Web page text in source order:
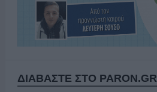
ΔΙΑΒΑΣΤΕ ΣΤΟ PARON.GR